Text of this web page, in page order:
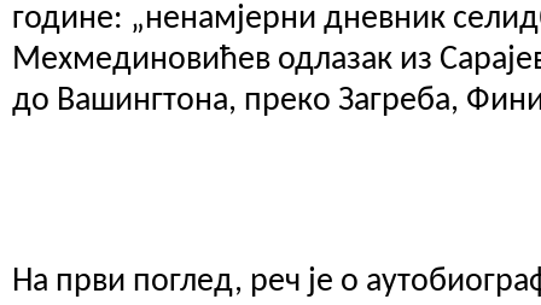
године: „ненамјерни дневник
Мехмединовићев одлазак из
до Вашингтона, преко Загреба,
На први поглед, реч је о